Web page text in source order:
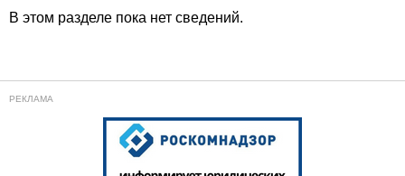
В этом разделе пока нет сведений.